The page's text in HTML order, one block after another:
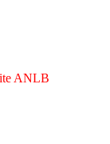
ANLB